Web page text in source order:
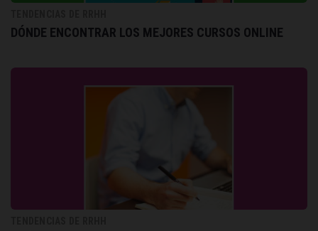
DÓNDE ENCONTRAR LOS MEJORES CURSOS ONLINE